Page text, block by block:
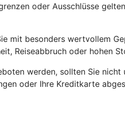
oder Ausschlüsse
mit besonders wertvollem
Reiseabbruch oder hohen
werden, sollten Sie
oder Ihre Kreditkarte